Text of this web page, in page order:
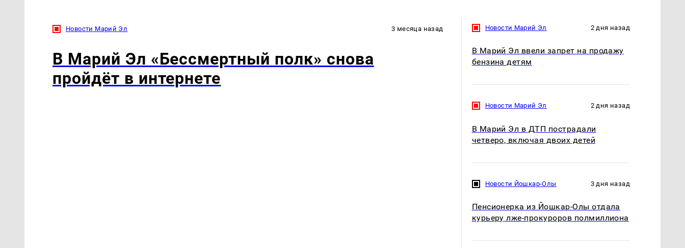
Новости Марий Эл 3 месяца назад
В Марий Эл «Бессмертный полк» снова
пройдёт в интернете
Новости Марий Эл 2 дня назад
В Марий Эл ввели запрет на продажу
бензина детям
Новости Марий Эл 2 дня назад
В Марий Эл в ДТП пострадали
четверо, включая двоих детей
Новости Йошкар-Олы 3 дня назад
Пенсионерка из Йошкар-Олы отдала
курьеру лже-прокуроров полмиллиона